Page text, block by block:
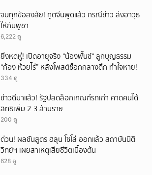
จบทุกข้อสงสัย! ทูตจีนพูดแล้ว กรณีข่าว ส่งอาวุธ
ให้กัมพูชา
6,222 ดู
ยิ่งหดหู่! เปิดอายุจริง “น้องพั๊นซ์“ ลูกบุญธรรม
“ก้อง ห้วยไร่” หลังโพสต์ช็อกกลางดึก ทำใจหาย!
334 ดู
ข่าวดีมาแล้ว! รัฐปลดล็อกเกณฑ์รถเก่า คาดคนได้
สิทธิเพิ่ม 2-3 ล้านราย
200 ดู
ด่วน! ผลชันสูตร ฮลุน โซโล่ ออกแล้ว สถาบันนิติ
วิทย์ฯ เผยสาเหตุเสียชีวิตเบื้องต้น
628 ดู